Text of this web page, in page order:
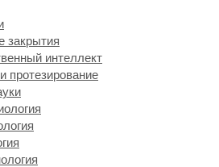
закрытия
интеллект
протезирование